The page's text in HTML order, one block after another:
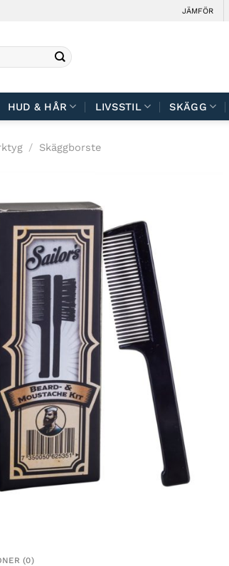
JÄMFÖR
HUD & HÅR LIVSSTIL SKÄGG
/ Skäggborste
(0)